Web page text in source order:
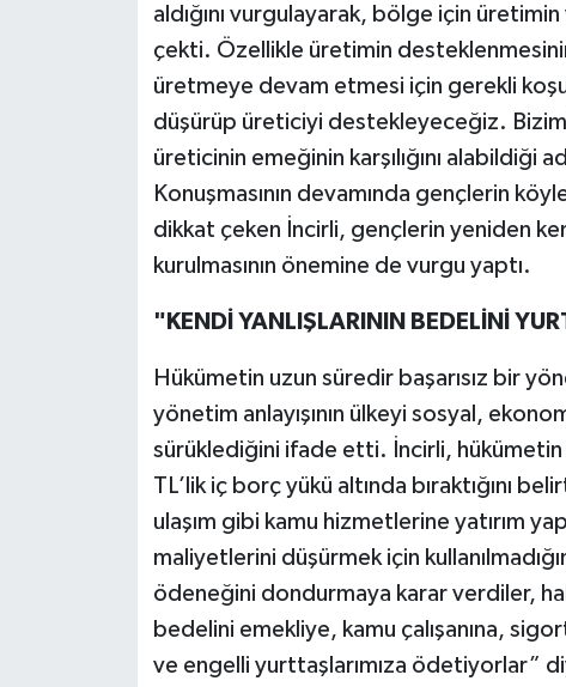
aldığını vurgulayarak, bölge için
çekti. Özellikle üretimin
üretmeye devam etmesi için gerekli
düşürüp üreticiyi destekleyeceğiz.
üreticinin emeğinin karşılığını alabildiği
Konuşmasının devamında gençlerin
dikkat çeken İncirli, gençlerin yeniden
kurulmasının önemine de vurgu yaptı.
"KENDİ YANLIŞLARININ BEDELİNİ
Hükümetin uzun süredir başarısız bir
yönetim anlayışının ülkeyi sosyal,
sürüklediğini ifade etti. İncirli,
TL’lik iç borç yükü altında bıraktığını
ulaşım gibi kamu hizmetlerine yatırım
maliyetlerini düşürmek için
ödeneğini dondurmaya karar verdiler,
bedelini emekliye, kamu çalışanına,
ve engelli yurttaşlarımıza ödetiyorlar”